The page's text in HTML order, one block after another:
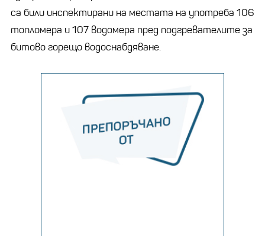
са били инспектирани на местата на употреба 106
топломера и 107 водомера пред подгревателите за
битово горещо водоснабдяване.